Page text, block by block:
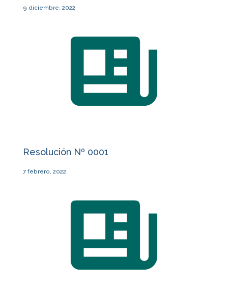
9 diciembre, 2022
Resolución Nº 0001
7 febrero, 2022